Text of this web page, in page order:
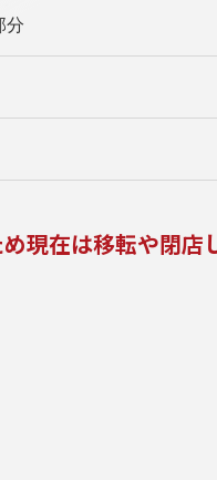
分
現在は移転や閉店